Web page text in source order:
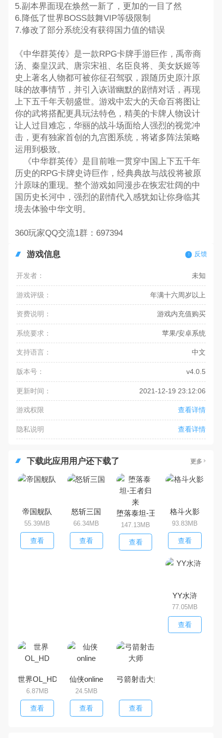
5.副本界面现在焕然一新了，更加的一目了然
6.降低了世界BOSS鼓舞VIP等级限制
7.修改了部分系统没有获得国力值的错误
《中华群英传》是一款RPG卡牌手游巨作，禹帝商
汤、秦皇汉武、唐宗宋祖、名臣良将、美女妖姬等
史上著名人物都可被你征召驾驭，跟随历史原汁原
味的故事情节，并引入诙谐幽默的剧情对话，再现
上下五千年天朝盛世。游戏中宏大的天命百将图让
你的武将搭配更具玩法特色，精美的卡牌人物设计
让人过目难忘，华丽的战斗场面给人强烈的视觉冲
击，更有独家首创的九宫图系统，将诸多阵法策略
运用到极致。
《中华群英传》是目前唯一贯穿中国上下五千年
历史的RPG卡牌史诗巨作，经典典故与战役将被原
汁原味的重现。整个游戏如同漫步在恢宏壮阔的中
国历史长河中，强烈的剧情代入感犹如让你身临其
境去体验中华文明。
360玩家QQ交流1群：697394
游戏信息 反馈
开发者： 未知
游戏评级： 年满十六周岁以上
资费说明： 游戏内充值购买
系统要求： 苹果/安卓系统
支持语言： 中文
版本号： v4.0.5
更新时间： 2021-12-19 23:12:06
游戏权限 查看详情
隐私说明 查看详情
下载此应用用户还下载了 更多
帝国舰队
55.39MB
查看
怒斩三国
66.34MB
查看
堕落泰坦-王者归来
147.13MB
查看
格斗火影
93.83MB
查看
YY水浒
77.05MB
查看
世界OL_HD
6.87MB
查看
仙侠online
24.5MB
查看
弓箭射击大师
查看